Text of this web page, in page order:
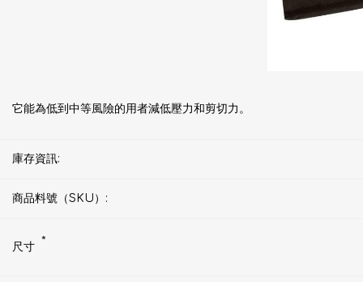
它能為低到中等風險的用者減低壓力和剪切力。
庫存資訊:
商品料號（SKU）:
尺寸 *